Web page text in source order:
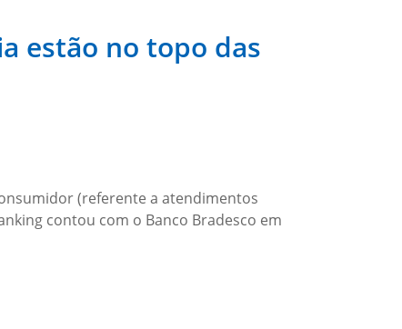
estão no topo das
(referente a atendimentos
contou com o Banco Bradesco em